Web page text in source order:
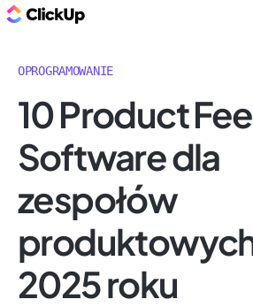
OPROGRAMOWANIE
10 Product
Software dla
zespołów
2025 roku